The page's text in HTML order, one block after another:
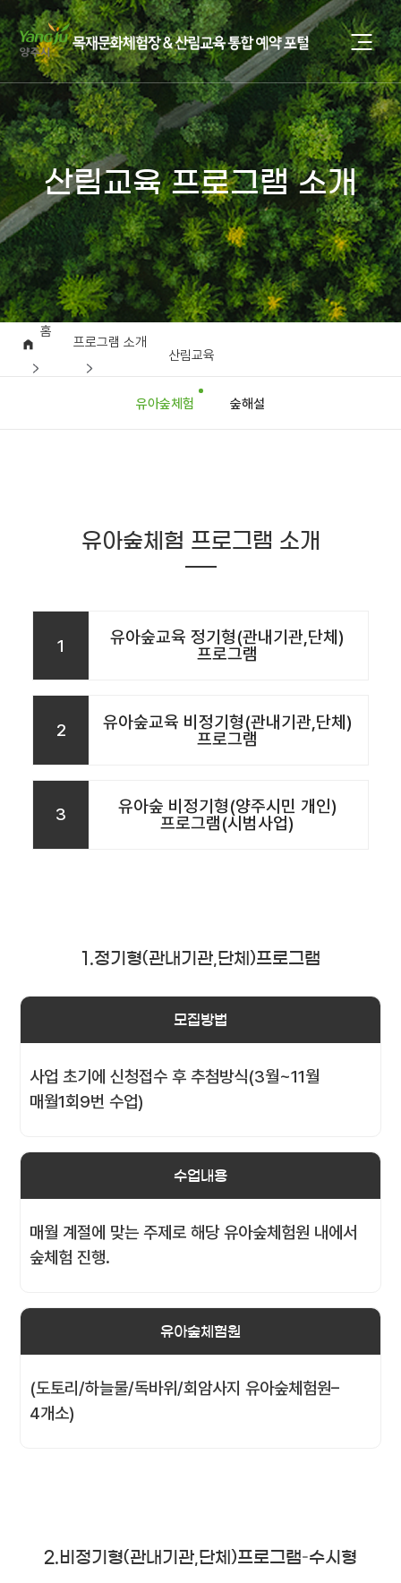
산림교육 프로그램 소개
홈
프로그램 소개
산림교육
유아숲체험 숲해설
유아숲체험 프로그램 소개
1
유아숲교육 정기형(관내기관,단체)
프로그램
2
유아숲교육 비정기형(관내기관,단체)
프로그램
3
유아숲 비정기형(양주시민 개인)
프로그램(시범사업)
1.정기형(관내기관,단체)프로그램
모집방법
사업 초기에 신청접수 후 추첨방식(3월~11월
매월1회9번 수업)
수업내용
매월 계절에 맞는 주제로 해당 유아숲체험원 내에서
숲체험 진행.
유아숲체험원
(도토리/하늘물/독바위/회암사지 유아숲체험원–
4개소)
2.비정기형(관내기관,단체)프로그램–수시형